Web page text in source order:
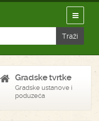
Gradske tvrtke
Gradske ustanove i
poduzeća